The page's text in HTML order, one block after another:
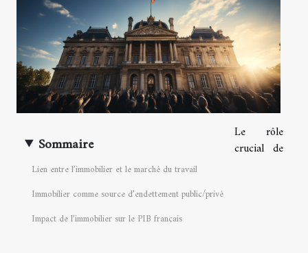
Sommaire
Lien entre l’immobilier et le marché du travail
Immobilier comme source d’endettement public/privé
Impact de l’immobilier sur le PIB français
Le rôle
crucial de